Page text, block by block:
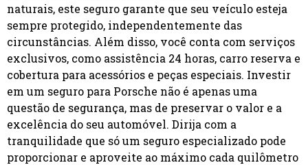
naturais, este seguro garante que seu veículo esteja
sempre protegido, independentemente das
circunstâncias. Além disso, você conta com serviços
exclusivos, como assistência 24 horas, carro reserva e
cobertura para acessórios e peças especiais. Investir
em um seguro para Porsche não é apenas uma
questão de segurança, mas de preservar o valor e a
excelência do seu automóvel. Dirija com a
tranquilidade que só um seguro especializado pode
proporcionar e aproveite ao máximo cada quilômetro